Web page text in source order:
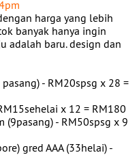
harga yang lebih
banyak hanya ingin
adalah baru. design dan
- RM20spsg x 28 =
x 12 = RM180
- RM50spsg x 9
gred AAA (33helai) -